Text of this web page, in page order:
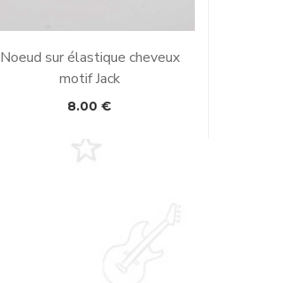
Noeud sur élastique cheveux
motif Jack
8.00 €